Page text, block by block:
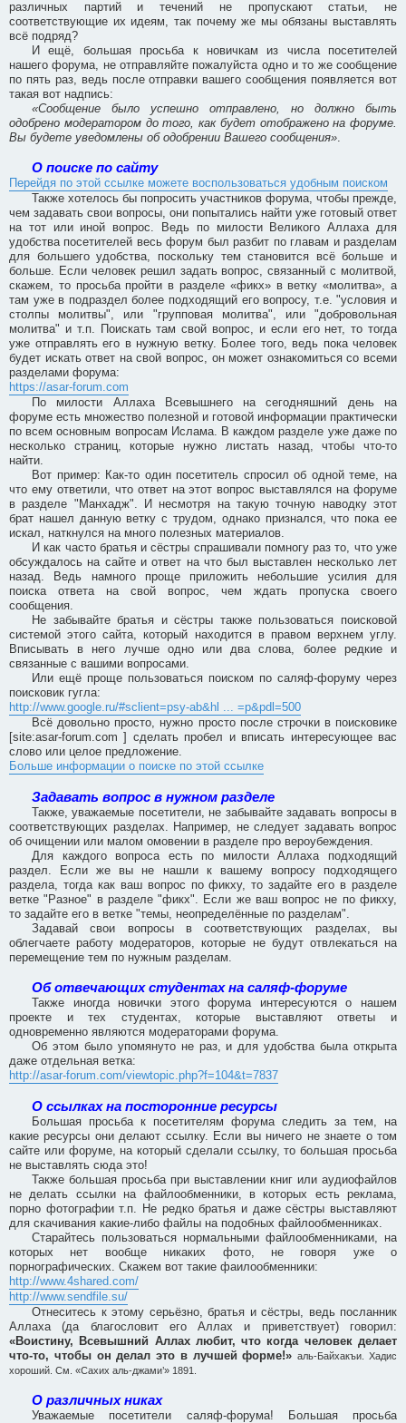
различных партий и течений не пропускают статьи, не
соответствующие их идеям, так почему же мы обязаны выставлять
всё подряд?
И ещё, большая просьба к новичкам из числа посетителей
нашего форума, не отправляйте пожалуйста одно и то же сообщение
по пять раз, ведь после отправки вашего сообщения появляется вот
такая вот надпись:
«Сообщение было успешно отправлено, но должно быть
одобрено модератором до того, как будет отображено на форуме.
Вы будете уведомлены об одобрении Вашего сообщения».
О поиске по сайту
Перейдя по этой ссылке можете воспользоваться удобным поиском
Также хотелось бы попросить участников форума, чтобы прежде,
чем задавать свои вопросы, они попытались найти уже готовый ответ
на тот или иной вопрос. Ведь по милости Великого Аллаха для
удобства посетителей весь форум был разбит по главам и разделам
для большего удобства, поскольку тем становится всё больше и
больше. Если человек решил задать вопрос, связанный с молитвой,
скажем, то просьба пройти в разделе «фикх» в ветку «молитва», а
там уже в подраздел более подходящий его вопросу, т.е. "условия и
столпы молитвы", или "групповая молитва", или "добровольная
молитва" и т.п. Поискать там свой вопрос, и если его нет, то тогда
уже отправлять его в нужную ветку. Более того, ведь пока человек
будет искать ответ на свой вопрос, он может ознакомиться со всеми
разделами форума:
https://asar-forum.com
По милости Аллаха Всевышнего на сегодняшний день на
форуме есть множество полезной и готовой информации практически
по всем основным вопросам Ислама. В каждом разделе уже даже по
несколько страниц, которые нужно листать назад, чтобы что-то
найти.
Вот пример: Как-то один посетитель спросил об одной теме, на
что ему ответили, что ответ на этот вопрос выставлялся на форуме
в разделе "Манхадж". И несмотря на такую точную наводку этот
брат нашел данную ветку с трудом, однако признался, что пока ее
искал, наткнулся на много полезных материалов.
И как часто братья и сёстры спрашивали помногу раз то, что уже
обсуждалось на сайте и ответ на что был выставлен несколько лет
назад. Ведь намного проще приложить небольшие усилия для
поиска ответа на свой вопрос, чем ждать пропуска своего
сообщения.
Не забывайте братья и сёстры также пользоваться поисковой
системой этого сайта, который находится в правом верхнем углу.
Вписывать в него лучше одно или два слова, более редкие и
связанные с вашими вопросами.
Или ещё проще пользоваться поиском по саляф-форуму через
поисковик гугла:
http://www.google.ru/#sclient=psy-ab&hl ... =p&pdl=500
Всё довольно просто, нужно просто после строчки в поисковике
[site:asar-forum.com ] сделать пробел и вписать интересующее вас
слово или целое предложение.
Больше информации о поиске по этой ссылке
Задавать вопрос в нужном разделе
Также, уважаемые посетители, не забывайте задавать вопросы в
соответствующих разделах. Например, не следует задавать вопрос
об очищении или малом омовении в разделе про вероубеждения.
Для каждого вопроса есть по милости Аллаха подходящий
раздел. Если же вы не нашли к вашему вопросу подходящего
раздела, тогда как ваш вопрос по фикху, то задайте его в разделе
ветке "Разное" в разделе "фикх". Если же ваш вопрос не по фикху,
то задайте его в ветке "темы, неопределённые по разделам".
Задавай свои вопросы в соответствующих разделах, вы
облегчаете работу модераторов, которые не будут отвлекаться на
перемещение тем по нужным разделам.
Об отвечающих студентах на саляф-форуме
Также иногда новички этого форума интересуются о нашем
проекте и тех студентах, которые выставляют ответы и
одновременно являются модераторами форума.
Об этом было упомянуто не раз, и для удобства была открыта
даже отдельная ветка:
http://asar-forum.com/viewtopic.php?f=104&t=7837
О ссылках на посторонние ресурсы
Большая просьба к посетителям форума следить за тем, на
какие ресурсы они делают ссылку. Если вы ничего не знаете о том
сайте или форуме, на который сделали ссылку, то большая просьба
не выставлять сюда это!
Также большая просьба при выставлении книг или аудиофайлов
не делать ссылки на файлообменники, в которых есть реклама,
порно фотографии т.п. Не редко братья и даже сёстры выставляют
для скачивания какие-либо файлы на подобных файлообменниках.
Старайтесь пользоваться нормальными файлообменниками, на
которых нет вообще никаких фото, не говоря уже о
порнографических. Скажем вот такие фаилообменники:
http://www.4shared.com/
http://www.sendfile.su/
Отнеситесь к этому серьёзно, братья и сёстры, ведь посланник
Аллаха (да благословит его Аллах и приветствует) говорил:
«Воистину, Всевышний Аллах любит, что когда человек делает
что-то, чтобы он делал это в лучшей форме!»аль-Байхакъи. Хадис
хороший. См. «Сахих аль-джами’» 1891.
О различных никах
Уважаемые посетители саляф-форума! Большая просьба